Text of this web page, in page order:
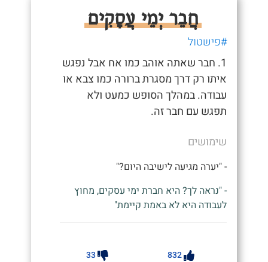
חֲבֵר יְמֵי עֲסָקִים
#פישטול
1. חבר שאתה אוהב כמו אח אבל נפגש
איתו רק דרך מסגרת ברורה כמו צבא או
עבודה. במהלך הסופש כמעט ולא
תפגש עם חבר זה.
שימושים
- "יערה מגיעה לישיבה היום?"
- "נראה לך? היא חברת ימי עסקים, מחוץ
לעבודה היא לא באמת קיימת"
832
33